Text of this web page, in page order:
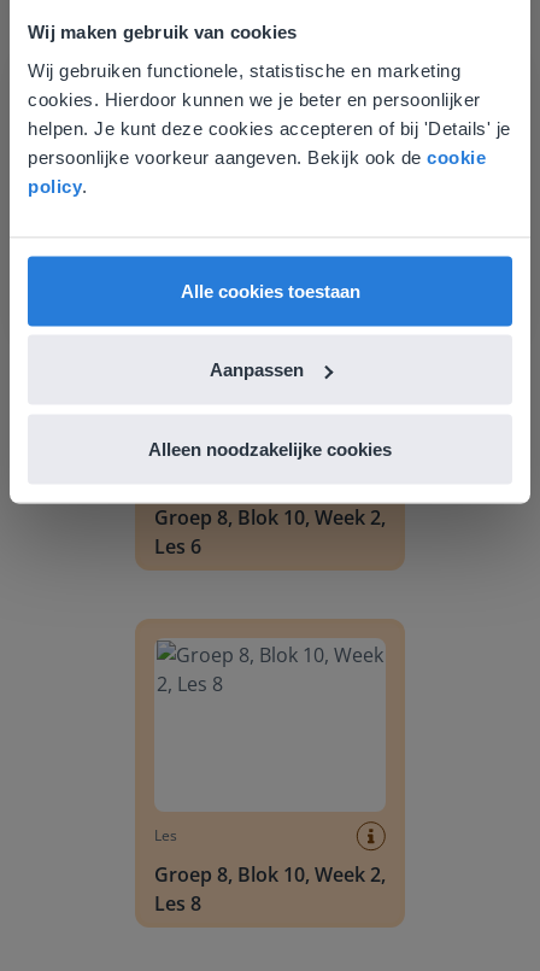
Wij maken gebruik van cookies
Wij gebruiken functionele, statistische en marketing
cookies. Hierdoor kunnen we je beter en persoonlijker
helpen. Je kunt deze cookies accepteren of bij 'Details' je
persoonlijke voorkeur aangeven. Bekijk ook de cookie
policy
Alle cookies toestaan
Aanpassen
Alleen noodzakelijke cookies
Les
Groep 8, Blok 9, Week 3,
Groep 8, Blok 10, Week 2, Les 6
Groep 8, Blok 10, Week 2,
Les 6
Les
Groep 8, Blok 10, Week 2,
Les 8
Deze website komt niet
overeen met je locatie
Gezien je locatie, denken we dat je misschien
liever naar de website voor English gaat. Hier
English
Vlaanderen